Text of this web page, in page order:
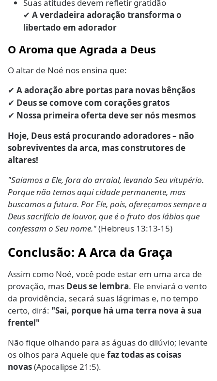
Suas atitudes devem refletir gratidão
✔ A verdadeira adoração transforma o
libertado em adorador
O Aroma que Agrada a Deus
O altar de Noé nos ensina que:
✔ A adoração abre portas para novas bênçãos
✔ Deus se comove com corações gratos
✔ Nossa primeira oferta deve ser nós mesmos
Hoje, Deus está procurando adoradores – não
sobreviventes da arca, mas construtores de
altares!
"Saiamos a Ele, fora do arraial, levando Seu vitupério.
Porque não temos aqui cidade permanente, mas
buscamos a futura. Por Ele, pois, ofereçamos sempre a
Deus sacrifício de louvor, que é o fruto dos lábios que
confessam o Seu nome."(Hebreus 13:13-15)
Conclusão: A Arca da Graça
Assim como Noé, você pode estar em uma arca de
provação, mas Deus se lembra. Ele enviará o vento
da providência, secará suas lágrimas e, no tempo
certo, dirá: "Sai, porque há uma terra nova à sua
frente!"
Não fique olhando para as águas do dilúvio; levante
os olhos para Aquele que faz todas as coisas
novas(Apocalipse 21:5).